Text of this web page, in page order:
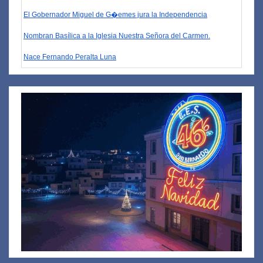
El Gobernador Miguel de G�emes jura la Independencia
Nombran Basílica a la Iglesia Nuestra Señora del Carmen.
Nace Fernando Peralta Luna